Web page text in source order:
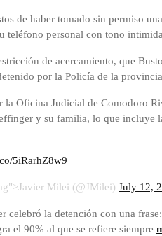
de haber tomado sin permiso
teléfono personal con tono
de acercamiento, que
por la Policía de la
la Oficina Judicial de Comodoro
y su familia, lo que incluye
5iRarhZ8w9
Milei (@JMilei) July 12,
celebró la detención con una
el 90% al que se refiere siempre